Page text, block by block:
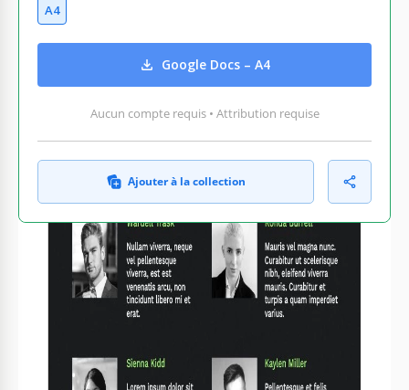
A4
Google Docs – A4
Aucun compte requis • Attribution requise
Ajouter à la collection
CE QUI EST INCLUS
Blocs de texte et d'image personnalisables
Sections : Vision, Stratégie, Équipe